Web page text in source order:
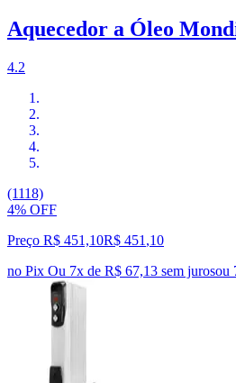
Aquecedor a Óleo
4.2
(1118)
4% OFF
Preço R$ 451,10R$ 451 ,10
no Pix Ou 7x de R$ 67,13 sem jurosou